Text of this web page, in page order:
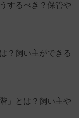
するべき？保管や
？飼い主ができる
」とは？飼い主や